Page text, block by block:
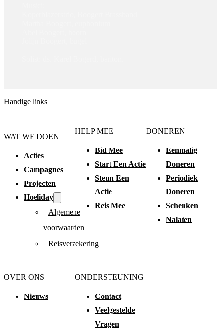
Handige links
WAT WE DOEN
Acties
Campagnes
Projecten
Hoeliday
Algemene
voorwaarden
Reisverzekering
HELP MEE
Bid Mee
Start Een Actie
Steun Een
Actie
Reis Mee
DONEREN
Eénmalig
Doneren
Periodiek
Doneren
Schenken
Nalaten
OVER ONS
Nieuws
ONDERSTEUNING
Contact
Veelgestelde
Vragen